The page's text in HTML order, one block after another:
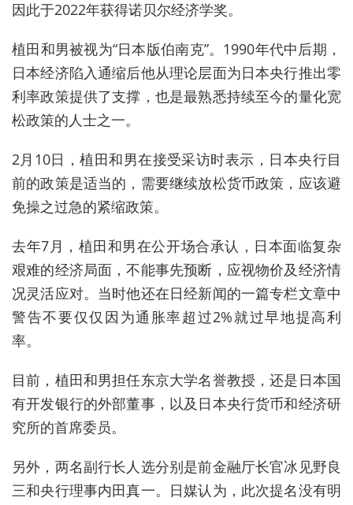
因此于2022年获得诺贝尔经济学奖。
植田和男被视为“日本版伯南克”。 1990年代中后期，
日本经济陷入通缩后他从理论层面为日本央行推出零
利率政策提供了支撑，也是最熟悉持续至今的量化宽
松政策的人士之一。
2月10日，植田和男在接受采访时表示，日本央行目
前的政策是适当的，需要继续放松货币政策，应该避
免操之过急的紧缩政策。
去年7月，植田和男在公开场合承认，日本面临复杂
艰难的经济局面，不能事先预断，应视物价及经济情
况灵活应对。当时他还在日经新闻的一篇专栏文章中
警告不要仅仅因为通胀率超过2%就过早地提高利
率。
目前，植田和男担任东京大学名誉教授，还是日本国
有开发银行的外部董事，以及日本央行货币和经济研
究所的首席委员。
另外，两名副行长人选分别是前金融厅长官冰见野良
三和央行理事内田真一。 日媒认为，此次提名没有明